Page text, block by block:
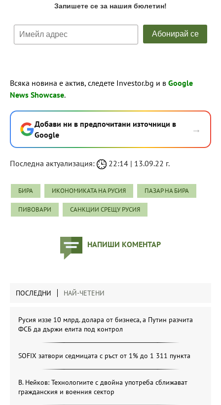
Всяка новина е актив, следете Investor.bg и в Google
News Showcase.
Добави ни в предпочитани източници в
Google
→
Последна актуализация: 22:14 | 13.09.22 г.
БИРА ИКОНОМИКАТА НА РУСИЯ ПАЗАР НА БИРА
ПИВОВАРИ САНКЦИИ СРЕЩУ РУСИЯ
НАПИШИ КОМЕНТАР
ПОСЛЕДНИ НАЙ-ЧЕТЕНИ
Русия иззе 10 млрд. долара от бизнеса, а Путин разчита
ФСБ да държи елита под контрол
SOFIX затвори седмицата с ръст от 1% до 1 311 пункта
В. Нейков: Технологиите с двойна употреба сближават
гражданския и военния сектор